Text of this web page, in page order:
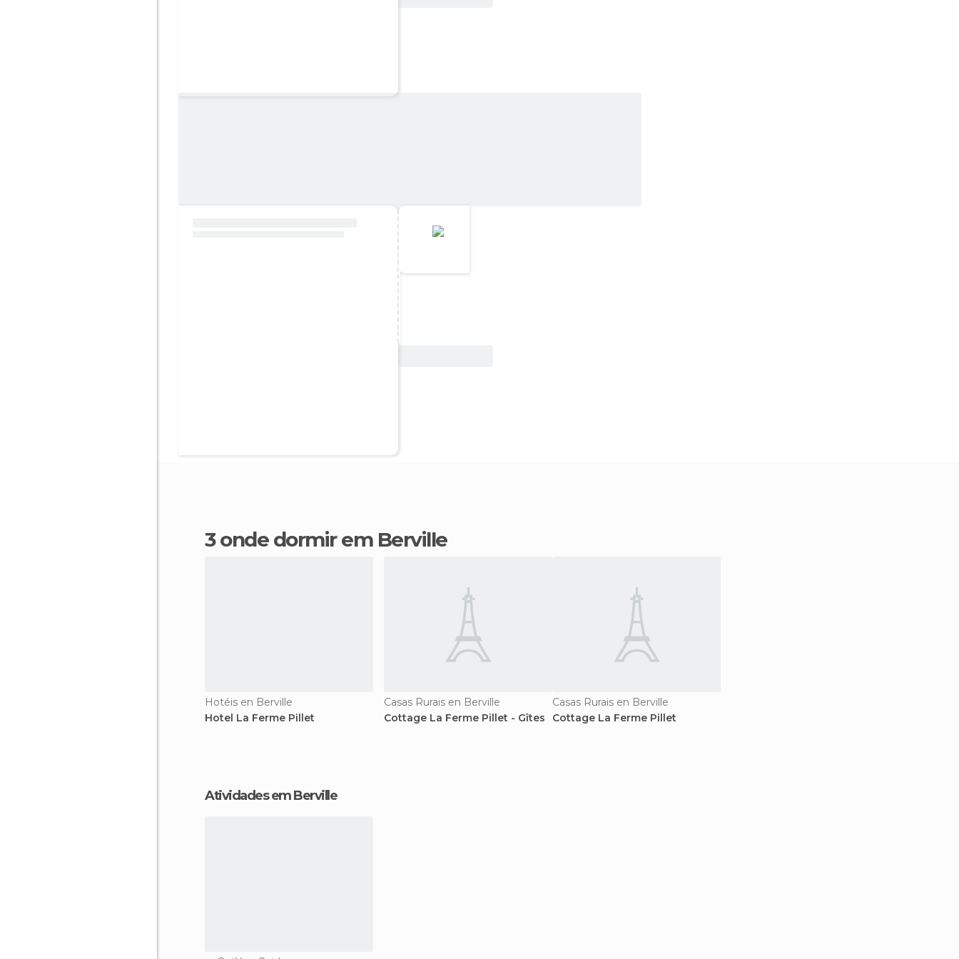
3 onde dormir em Berville
Hotéis en Berville
Hotel La Ferme Pillet
Casas Rurais en Berville
Cottage La Ferme Pillet - Gîtes
Casas Rurais en Berville
Cottage La Ferme Pillet
Atividades em Berville